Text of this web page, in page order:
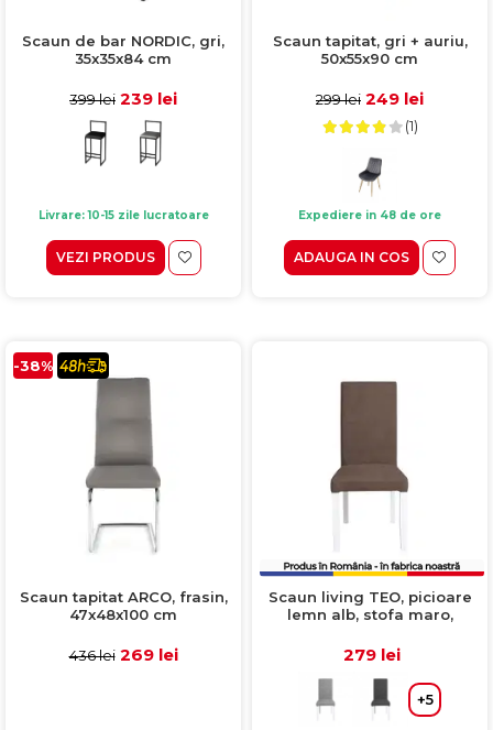
Scaun de bar NORDIC, gri,
35x35x84 cm
399 lei 239 lei
Livrare: 10-15 zile lucratoare
VEZI PRODUS
Scaun tapitat, gri + auriu,
50x55x90 cm
299 lei 249 lei
(1)
Expediere in 48 de ore
ADAUGA IN COS
-38%
Scaun tapitat ARCO, frasin,
47x48x100 cm
436 lei 269 lei
Scaun living TEO, picioare
lemn alb, stofa maro,
279 lei
+5